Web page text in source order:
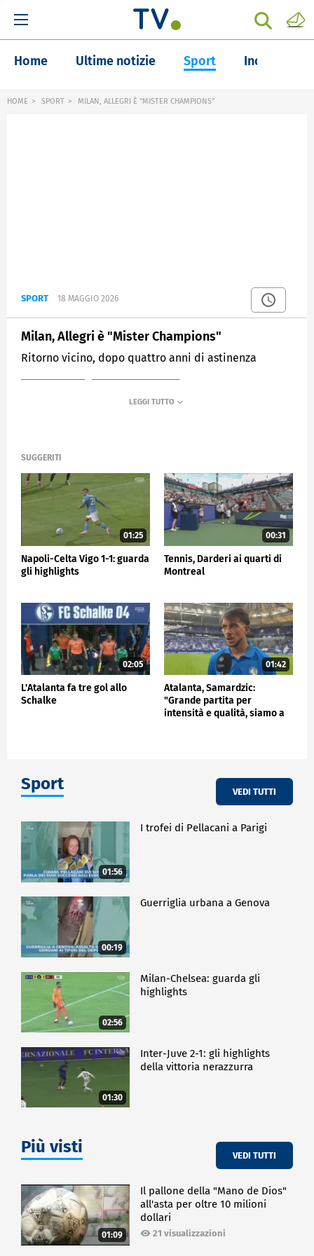
Home Ultime notizie Sport Inchieste
HOME SPORT MILAN, ALLEGRI È "MISTER CHAMPIONS"
SPORT 18 MAGGIO 2026
Milan, Allegri è "Mister Champions"
Ritorno vicino, dopo quattro anni di astinenza
SUGGERITI
01:25
Napoli-Celta Vigo 1-1: guarda
gli highlights
00:31
Tennis, Darderi ai quarti di
Montreal
02:05
L'Atalanta fa tre gol allo
Schalke
01:42
Atalanta, Samardzic:
"Grande partita per
intensità e qualità, siamo a
Sport VEDI TUTTI
01:56
I trofei di Pellacani a Parigi
00:19
Guerriglia urbana a Genova
02:56
Milan-Chelsea: guarda gli
highlights
01:30
Inter-Juve 2-1: gli highlights
della vittoria nerazzurra
Più visti VEDI TUTTI
01:09
Il pallone della "Mano de Dios"
all'asta per oltre 10 milioni
dollari
21 visualizzazioni